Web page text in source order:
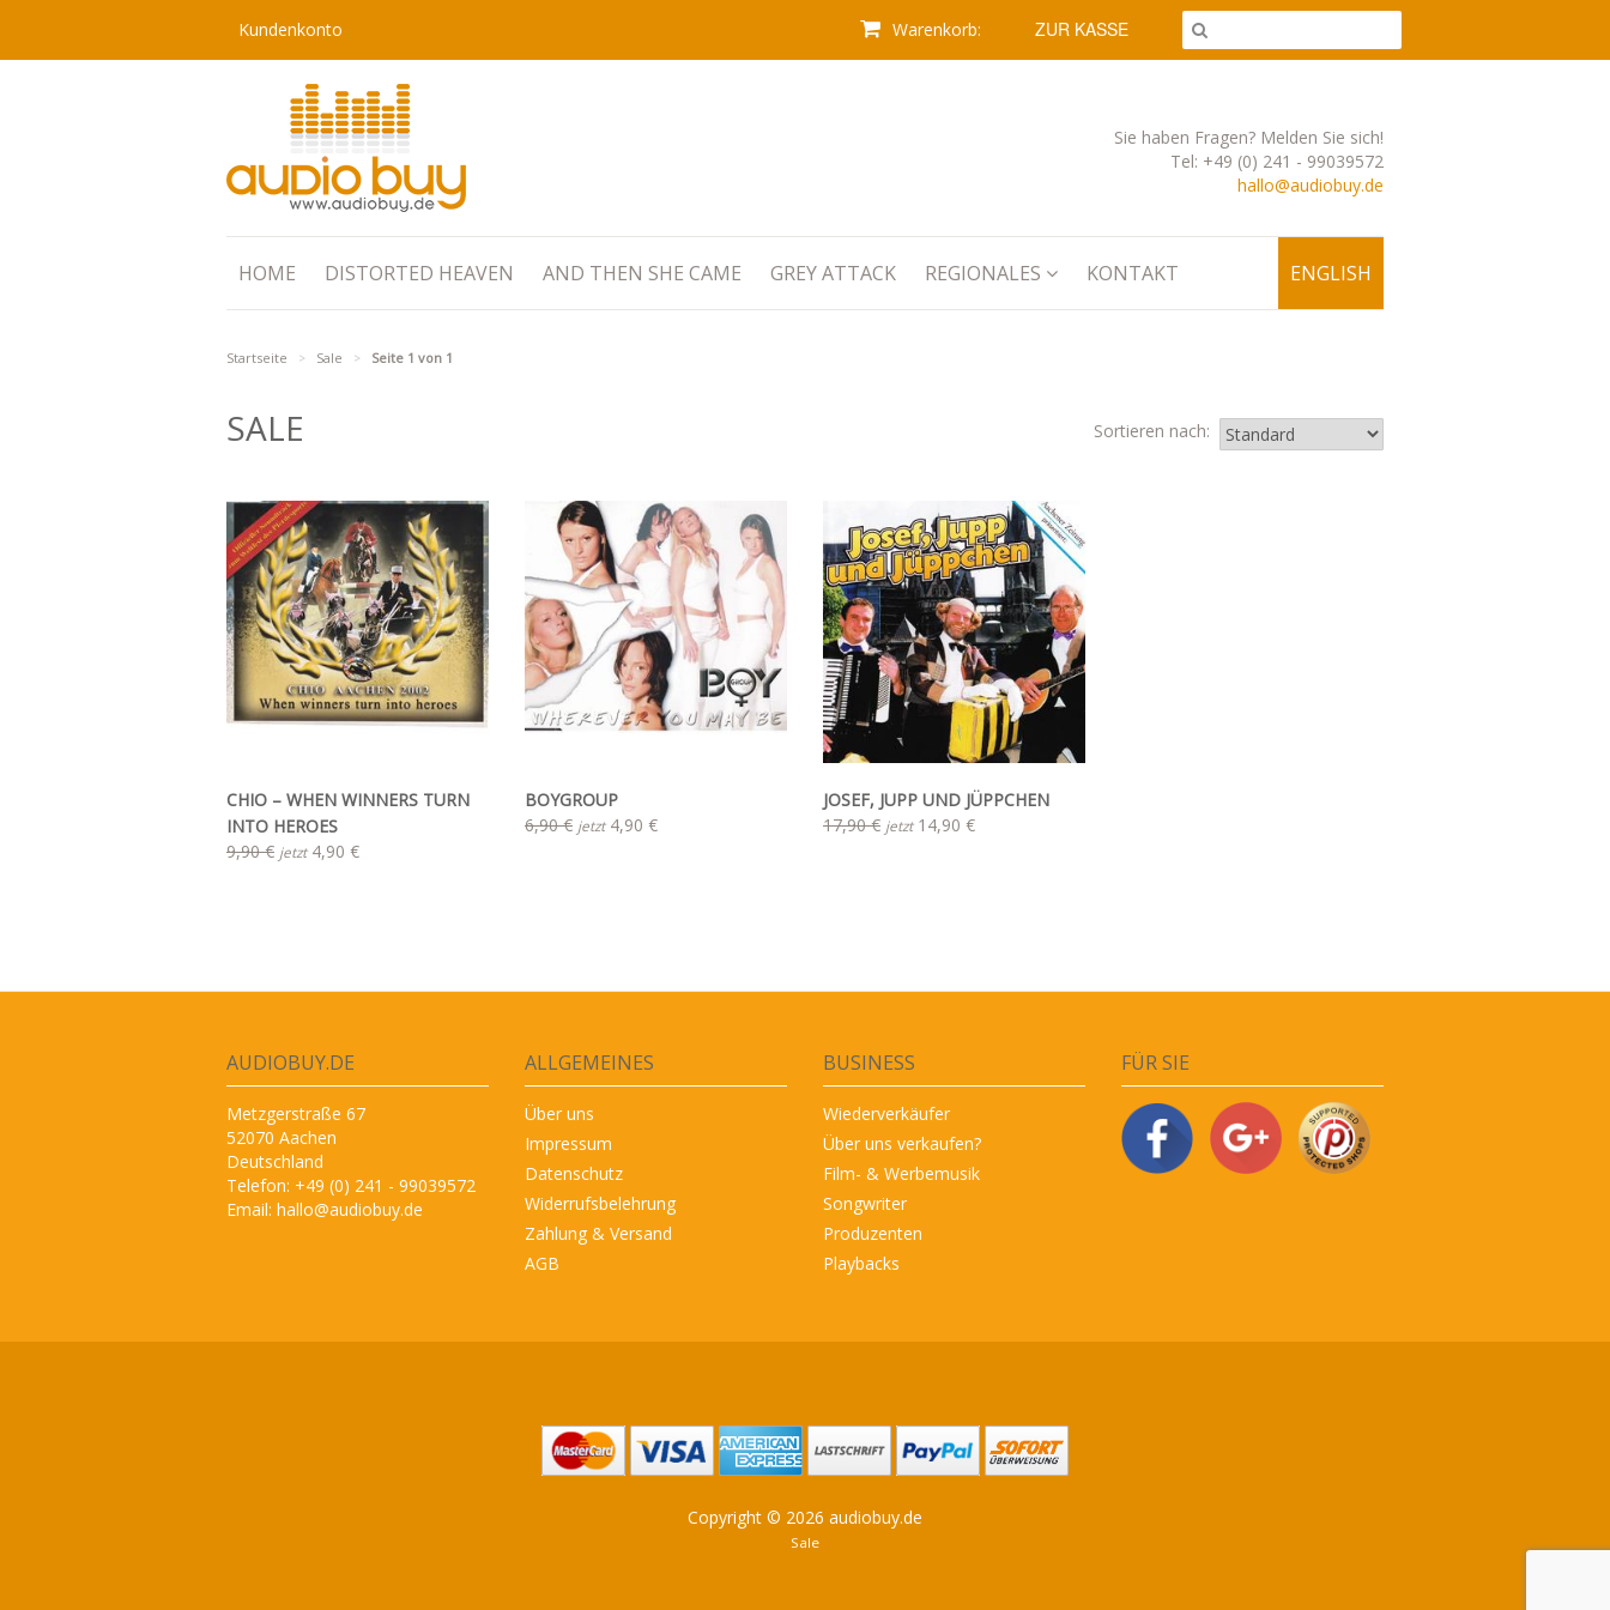
ZUR KASSE
Warenkorb:
Kundenkonto
Sie haben Fragen? Melden Sie sich!
Tel: +49 (0) 241 - 99039572
hallo@audiobuy.de
HOME DISTORTED HEAVEN AND THEN SHE CAME GREY ATTACK REGIONALES KONTAKT ENGLISH
Startseite > Sale > Seite 1 von 1
SALE Sortieren nach:
CHIO – WHEN WINNERS TURN
INTO HEROES
9,90 € jetzt4,90 €
BOYGROUP
6,90 € jetzt4,90 €
JOSEF, JUPP UND JÜPPCHEN
17,90 € jetzt14,90 €
AUDIOBUY.DE
Metzgerstraße 67
52070 Aachen
Deutschland
Telefon: +49 (0) 241 - 99039572
Email: hallo@audiobuy.de
ALLGEMEINES
Über uns
Impressum
Datenschutz
Widerrufsbelehrung
Zahlung & Versand
AGB
BUSINESS
Wiederverkäufer
Über uns verkaufen?
Film- & Werbemusik
Songwriter
Produzenten
Playbacks
FÜR SIE
Copyright © 2026 audiobuy.de
Sale